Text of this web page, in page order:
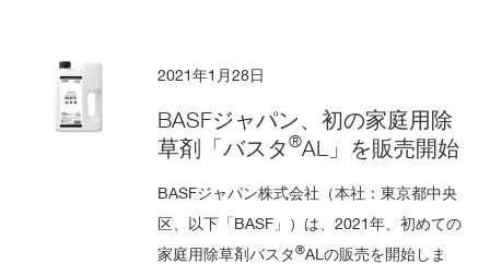
2021年1月28日
BASFジャパン、初の家庭用除
草剤「バスタ®AL」を販売開始
BASFジャパン株式会社（本社：東京都中央
区、以下「BASF」）は、2021年、初めての
家庭用除草剤バスタ®ALの販売を開始しま